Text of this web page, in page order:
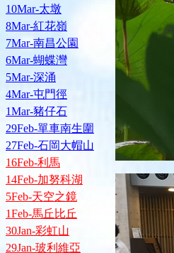
10Mar-太墩
8Mar-紅花嶺
7Mar-南昌公園
6Mar-蝴蝶灣
5Mar-深涌
4Mar-屯門徑
1Mar-豬仔石
29Feb-單車南生圍
27Feb-石岡大帽山
16Feb-利馬
14Feb-加努科湖
5Feb-天空之鏡
1Feb-馬丘比丘
30Jan-彩虹山
29Jan-玻利維亞